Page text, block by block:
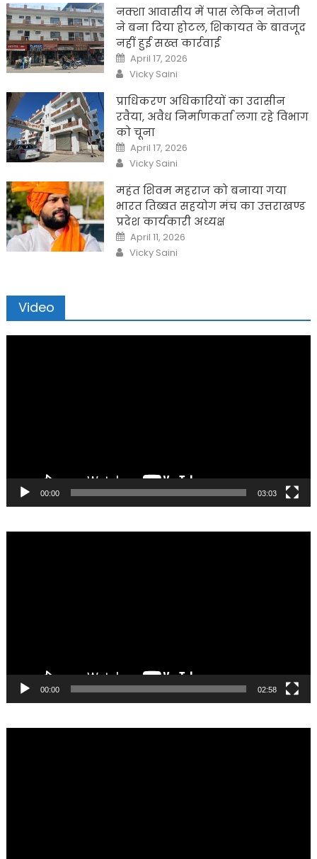
नक्शा आवासीय में पास लेकिन नेताजी
ने बना दिया होटल, शिकायत के बावजूद
नहीं हुई सख्त कार्रवाई
Posted
on
April 17, 2026
Author
Vicky Saini
प्राधिकरण अधिकारियों का उदासीन
रवैया, अवैध निर्माणकर्ता लगा रहे विभाग
को चूना
Posted
on
April 17, 2026
Author
Vicky Saini
महंत शिवम महराज को बनाया गया
भारत तिब्बत सहयोग मंच का उत्तराखण्ड
प्रदेश कार्यकारी अध्यक्ष
Posted
on
April 11, 2026
Author
Vicky Saini
Video
00:00 03:03
00:00 02:58